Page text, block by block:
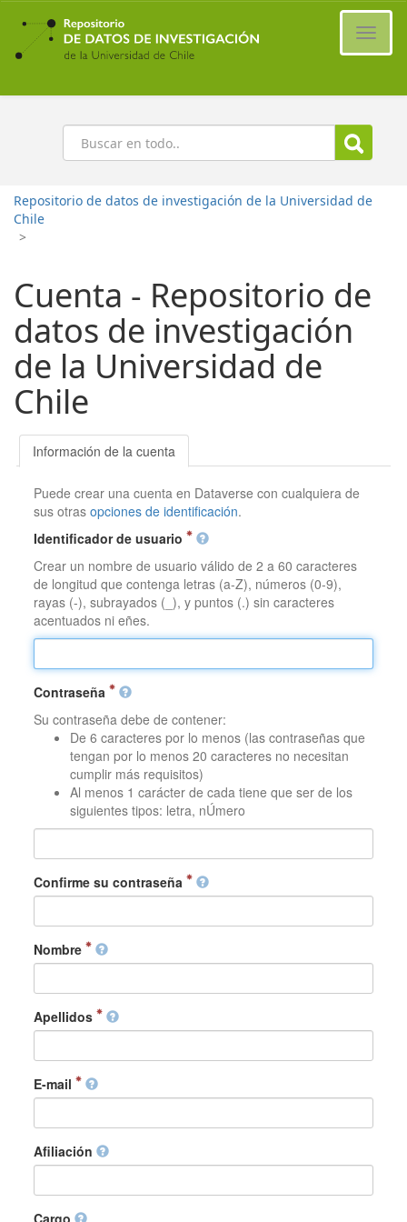
Ir
contenido
principal
Buscar
Repositorio de datos de investigación de la Universidad de
Chile
>
Cuenta - Repositorio de
datos de investigación
de la Universidad de
Chile
Información de la cuenta
Puede crear una cuenta en Dataverse con cualquiera de
sus otrasopciones de identificación.
Identificador de usuario
Crear un nombre de usuario válido de 2 a 60 caracteres
de longitud que contenga letras (a-Z), números (0-9),
rayas (-), subrayados (_), y puntos (.) sin caracteres
acentuados ni eñes.
Contraseña
Su contraseña debe de contener:
De 6 caracteres por lo menos (las contraseñas que
tengan por lo menos 20 caracteres no necesitan
cumplir más requisitos)
Al menos 1 carácter de cada tiene que ser de los
siguientes tipos: letra, nÚmero
Confirme su contraseña
Nombre
Apellidos
E-mail
Afiliación
Cargo